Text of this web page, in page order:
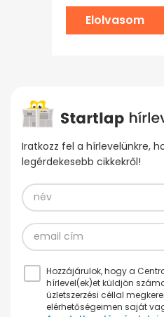
Elolvasom
Iratkozz fel a hírlevelünkre,
legérdekesebb cikkekről!
Hozzájárulok, hogy a
hírlevel(ek)et küldjön
üzletszerzési céllal
elérhetőségeimen saját